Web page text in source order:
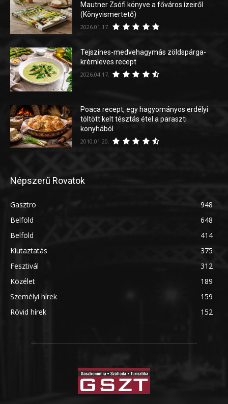
Mautner Zsófi könyve a főváros ízeiről
(Könyvismertető)
2026.01.17.
Tejszínes-medvehagymás zöldspárga-
krémleves recept
2026.04.17.
Poaca recept, egy hagyományos erdélyi
töltött kelt tésztás étel a paraszti
konyhából
2010.01.20.
Népszerű Rovatok
Gasztro
948
Belföld
648
Belföld
414
Kiutaztatás
375
Fesztivál
312
Közélet
189
Személyi hírek
159
Rövid hírek
152